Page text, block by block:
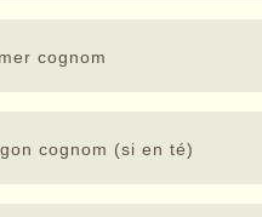
cognom
cognom (si en té)